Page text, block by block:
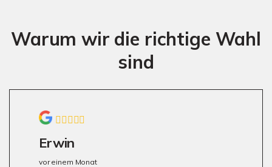
Warum wir die richtige Wahl
sind
Erwin
vor einem Monat